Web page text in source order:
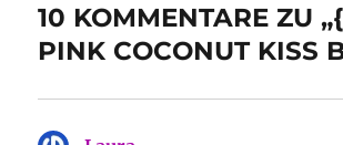
10 KOMMENTARE ZU
PINK COCONUT KISS